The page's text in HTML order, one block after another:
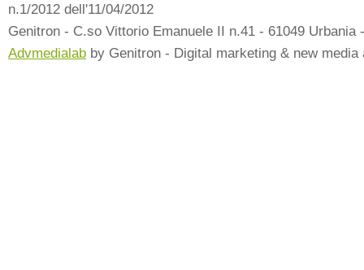
n.1/2012 dell'11/04/2012
Genitron - C.so Vittorio Emanuele II n.41 - 61049 Urbania
Advmedialab by Genitron - Digital marketing & new media